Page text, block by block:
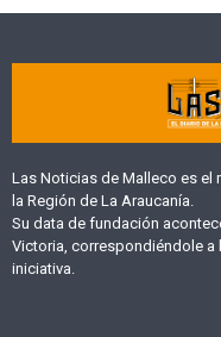
Las Noticias de Malleco es el
la Región de La Araucanía.
Su data de fundación
Victoria, correspondiéndole a
iniciativa.